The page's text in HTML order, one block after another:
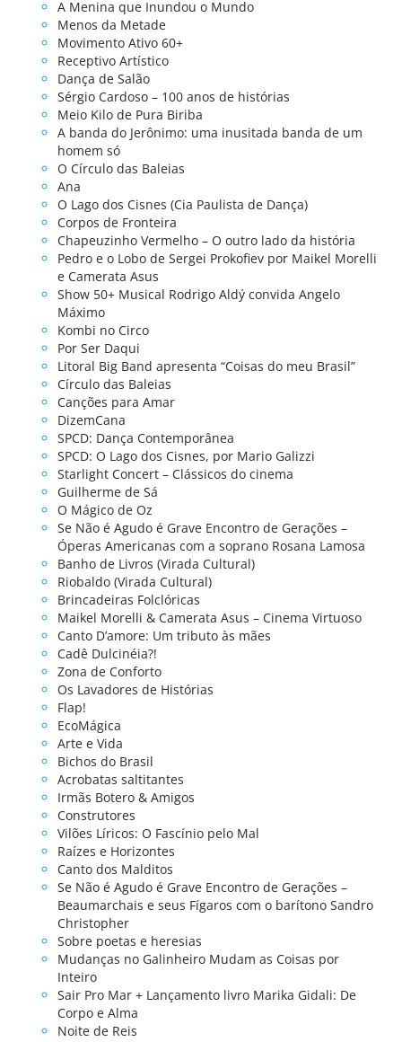
A Menina que Inundou o Mundo
Menos da Metade
Movimento Ativo 60+
Receptivo Artístico
Dança de Salão
Sérgio Cardoso – 100 anos de histórias
Meio Kilo de Pura Biriba
A banda do Jerônimo: uma inusitada banda de um
homem só
O Círculo das Baleias
Ana
O Lago dos Cisnes (Cia Paulista de Dança)
Corpos de Fronteira
Chapeuzinho Vermelho – O outro lado da história
Pedro e o Lobo de Sergei Prokofiev por Maikel Morelli
e Camerata Asus
Show 50+ Musical Rodrigo Aldý convida Angelo
Máximo
Kombi no Circo
Por Ser Daqui
Litoral Big Band apresenta “Coisas do meu Brasil”
Círculo das Baleias
Canções para Amar
DizemCana
SPCD: Dança Contemporânea
SPCD: O Lago dos Cisnes, por Mario Galizzi
Starlight Concert – Clássicos do cinema
Guilherme de Sá
O Mágico de Oz
Se Não é Agudo é Grave Encontro de Gerações –
Óperas Americanas com a soprano Rosana Lamosa
Banho de Livros (Virada Cultural)
Riobaldo (Virada Cultural)
Brincadeiras Folclóricas
Maikel Morelli & Camerata Asus – Cinema Virtuoso
Canto D’amore: Um tributo às mães
Cadê Dulcinéia?!
Zona de Conforto
Os Lavadores de Histórias
Flap!
EcoMágica
Arte e Vida
Bichos do Brasil
Acrobatas saltitantes
Irmãs Botero & Amigos
Construtores
Vilões Líricos: O Fascínio pelo Mal
Raízes e Horizontes
Canto dos Malditos
Se Não é Agudo é Grave Encontro de Gerações –
Beaumarchais e seus Fígaros com o barítono Sandro
Christopher
Sobre poetas e heresias
Mudanças no Galinheiro Mudam as Coisas por
Inteiro
Sair Pro Mar + Lançamento livro Marika Gidali: De
Corpo e Alma
Noite de Reis